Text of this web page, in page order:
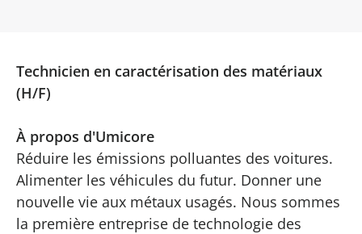
Technicien en caractérisation des matériaux
(H/F)
À propos d'Umicore
Réduire les émissions polluantes des voitures.
Alimenter les véhicules du futur. Donner une
nouvelle vie aux métaux usagés. Nous sommes
la première entreprise de technologie des